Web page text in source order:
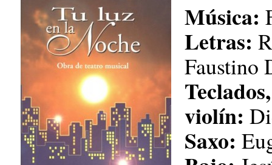
Música:
Letras:
Faustino
violín:
Saxo: